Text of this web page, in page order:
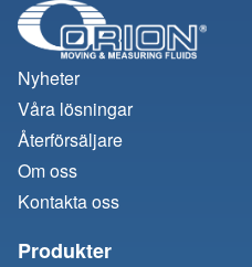
Nyheter
Våra lösningar
Återförsäljare
Om oss
Kontakta oss
Produkter